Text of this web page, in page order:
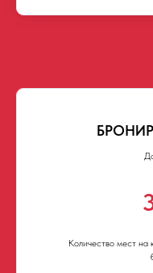
Количество мест на